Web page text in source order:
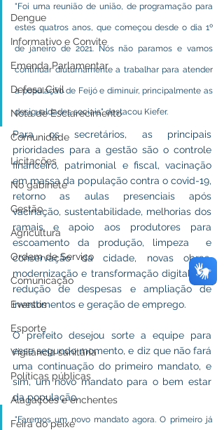
Dengue
Informativo e Convite
Emenda Parlamentar
Defesa Civil
Nota de Esclarecimento
Comunidade
Licitações
No gabinete
Gestão
Agricultura
Ordem de Serviço
Comunicação
Eventos
Esporte
Vigilância sanitária
Políticas públicas
Alagações e enchentes
Feira do peixe
"Foi uma reunião de união, de programação para
estes quatros anos, que começou desde o dia 1º
de janeiro de 2021. Nós não paramos e vamos
continuar diuturnamente a trabalhar para atender
a população de Feijó e diminuir, principalmente as
desigualdades sociais" destacou Kiefer.
Para os secretários, as principais
prioridades para a gestão são o controle
financeiro, patrimonial e fiscal, vacinação
em massa da população contra o covid-19,
retorno as aulas presenciais após
vacinação, sustentabilidade, melhorias dos
ramais e apoio aos produtores para
escoamento da produção, limpeza  e
conservação da cidade, novas obras,
modernização e transformação digital, e a
redução de despesas e ampliação de
investimentos e geração de emprego.
O prefeito desejou sorte a equipe para
esse segundo momento, e diz que não fará
uma continuação do primeiro mandato, e
sim, um novo mandato para o bem estar
da população.
"Faremos um novo mandato agora. O primeiro já